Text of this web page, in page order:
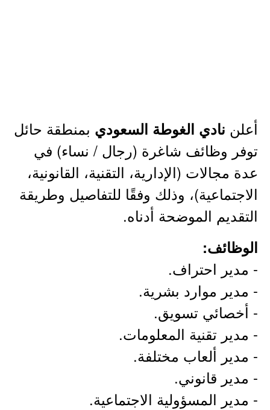
أعلن نادي الغوطة السعودي بمنطقة حائل
توفر وظائف شاغرة (رجال / نساء) في
عدة مجالات (الإدارية، التقنية، القانونية،
الاجتماعية)، وذلك وفقًا للتفاصيل وطريقة
التقديم الموضحة أدناه.
الوظائف:
- مدير احتراف.
- مدير موارد بشرية.
- أخصائي تسويق.
- مدير تقنية المعلومات.
- مدير ألعاب مختلفة.
- مدير قانوني.
- مدير المسؤولية الاجتماعية.